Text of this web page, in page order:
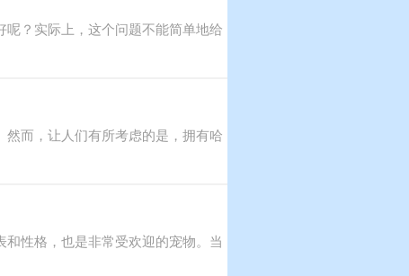
？实际上，这个问题不能简单地给
而，让人们有所考虑的是，拥有哈
性格，也是非常受欢迎的宠物。当